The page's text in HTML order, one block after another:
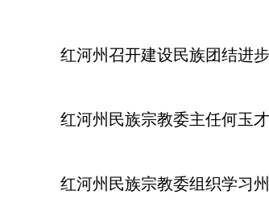
红河州召开建设民族团结进
红河州民族宗教委主任何玉
红河州民族宗教委组织学习